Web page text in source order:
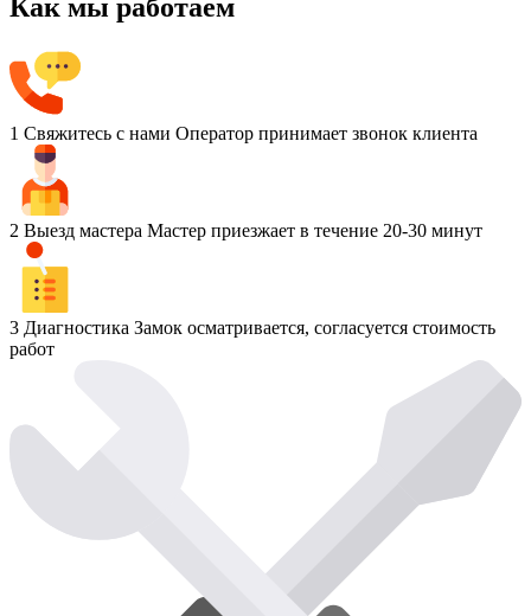
Как мы работаем
1 Свяжитесь с нами Оператор принимает звонок клиента
2 Выезд мастера Мастер приезжает в течение 20-30 минут
3 Диагностика Замок осматривается, согласуется стоимость
работ